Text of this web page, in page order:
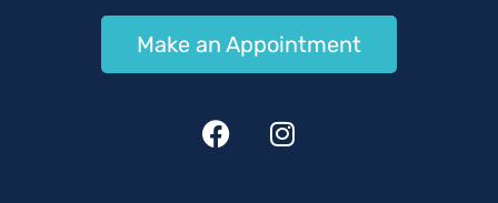
Make an Appointment